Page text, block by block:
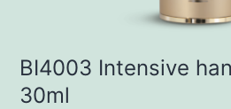
BI4003 Intensive
30ml